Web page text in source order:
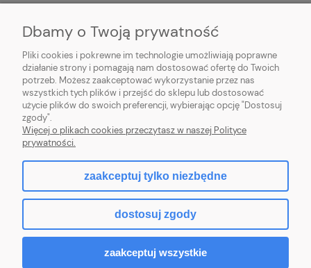
O NAS
INFORMACJE
PŁATNOŚCI I DOSTAWA
POMOC
MOJE KONTO
2026 © komputerydlafirm.pl - wszystkie prawa zastrzeżone.
pokaż pełną wersję strony
Dbamy o Twoją prywatność
Pliki cookies i pokrewne im technologie umożliwiają poprawne
działanie strony i pomagają nam dostosować ofertę do Twoich
potrzeb. Możesz zaakceptować wykorzystanie przez nas
wszystkich tych plików i przejść do sklepu lub dostosować
użycie plików do swoich preferencji, wybierając opcję "Dostosuj
zgody".
Więcej o plikach cookies przeczytasz w naszej Polityce
prywatności.
zaakceptuj tylko niezbędne
dostosuj zgody
zaakceptuj wszystkie